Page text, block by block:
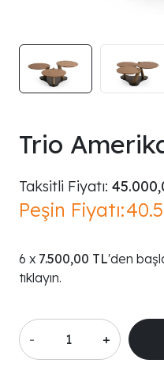
Trio
Taksitli Fiyatı:
Peşin Fiyatı:
7.500,00 TL'den
tıklayın.
- +